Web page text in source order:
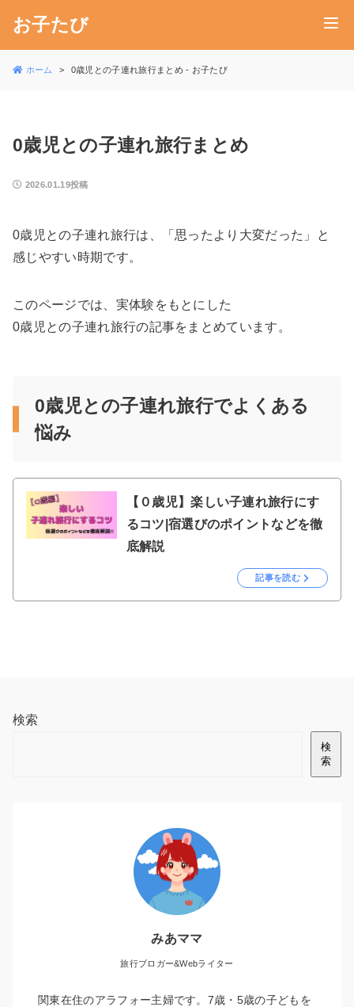
お子たび
ホーム 0歳児との子連れ旅行まとめ - お子たび
0歳児との子連れ旅行まとめ
2026.01.19投稿
0歳児との子連れ旅行は、「思ったより大変だった」と
感じやすい時期です。
このページでは、実体験をもとにした
0歳児との子連れ旅行の記事をまとめています。
0歳児との子連れ旅行でよくある
悩み
【０歳児】楽しい子連れ旅行にす
るコツ|宿選びのポイントなどを徹
底解説
記事を読む
検索
検
索
みあママ
旅行ブロガー&Webライター
関東在住のアラフォー主婦です。7歳・5歳の子どもを